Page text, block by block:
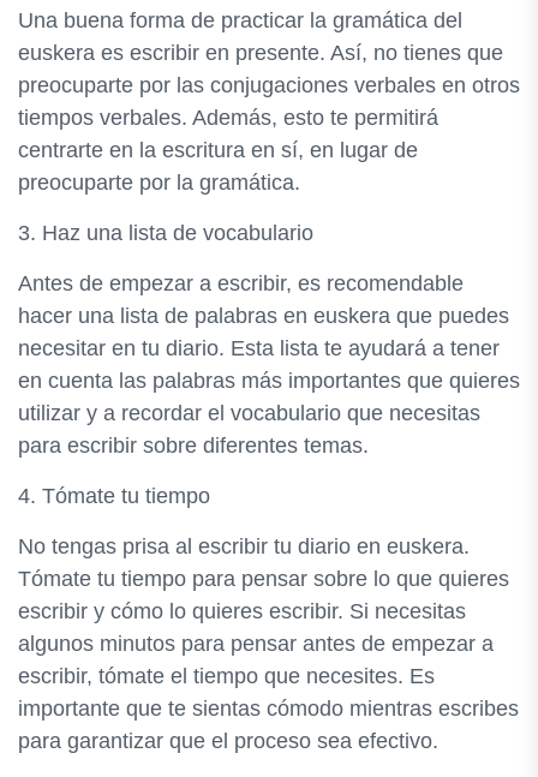
Una buena forma de practicar la gramática del
euskera es escribir en presente. Así, no tienes que
preocuparte por las conjugaciones verbales en otros
tiempos verbales. Además, esto te permitirá
centrarte en la escritura en sí, en lugar de
preocuparte por la gramática.
3. Haz una lista de vocabulario
Antes de empezar a escribir, es recomendable
hacer una lista de palabras en euskera que puedes
necesitar en tu diario. Esta lista te ayudará a tener
en cuenta las palabras más importantes que quieres
utilizar y a recordar el vocabulario que necesitas
para escribir sobre diferentes temas.
4. Tómate tu tiempo
No tengas prisa al escribir tu diario en euskera.
Tómate tu tiempo para pensar sobre lo que quieres
escribir y cómo lo quieres escribir. Si necesitas
algunos minutos para pensar antes de empezar a
escribir, tómate el tiempo que necesites. Es
importante que te sientas cómodo mientras escribes
para garantizar que el proceso sea efectivo.